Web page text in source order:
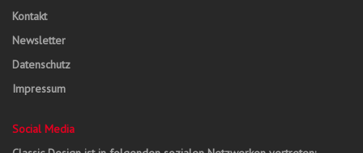
Kontakt
Newsletter
Datenschutz
Impressum
Social Media